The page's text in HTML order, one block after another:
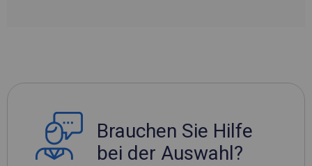
Brauchen Sie Hilfe
bei der Auswahl?